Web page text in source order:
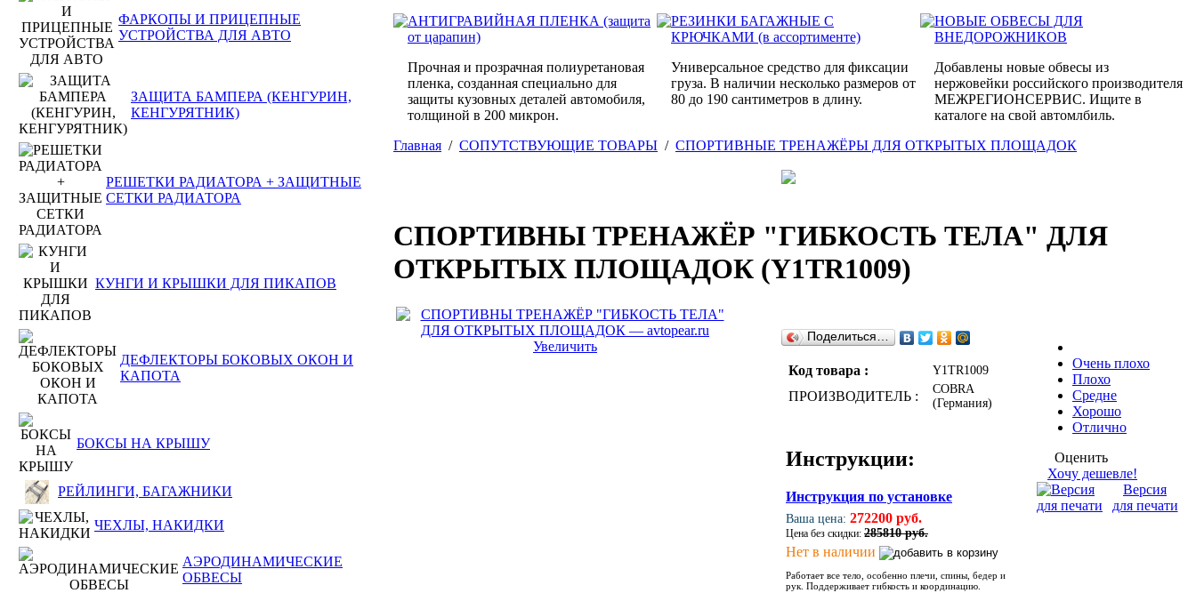
ФАРКОПЫ И ПРИЦЕПНЫЕ
УСТРОЙСТВА ДЛЯ АВТО
ЗАЩИТА БАМПЕРА (КЕНГУРИН,
КЕНГУРЯТНИК)
РЕШЕТКИ РАДИАТОРА + ЗАЩИТНЫЕ
СЕТКИ РАДИАТОРА
КУНГИ И КРЫШКИ ДЛЯ ПИКАПОВ
ДЕФЛЕКТОРЫ БОКОВЫХ ОКОН И
КАПОТА
БОКСЫ НА КРЫШУ
РЕЙЛИНГИ, БАГАЖНИКИ
ЧЕХЛЫ, НАКИДКИ
АЭРОДИНАМИЧЕСКИЕ
ОБВЕСЫ
АНТИГРАВИЙНАЯ ПЛЕНКА (защита
от царапин)
Прочная и прозрачная полиуретановая
пленка, созданная специально для
защиты кузовных деталей автомобиля,
толщиной в 200 микрон.
РЕЗИНКИ БАГАЖНЫЕ С
КРЮЧКАМИ (в ассортименте)
Универсальное средство для фиксации
груза. В наличии несколько размеров от
80 до 190 сантиметров в длину.
НОВЫЕ ОБВЕСЫ ДЛЯ
ВНЕДОРОЖНИКОВ
Добавлены новые обвесы из
нержовейки российского производителя
МЕЖРЕГИОНСЕРВИС. Ищите в
каталоге на свой автомлбиль.
Главная / СОПУТСТВУЮЩИЕ ТОВАРЫ / СПОРТИВНЫЕ ТРЕНАЖЁРЫ ДЛЯ ОТКРЫТЫХ ПЛОЩАДОК
СПОРТИВНЫ ТРЕНАЖЁР "ГИБКОСТЬ ТЕЛА" ДЛЯ
ОТКРЫТЫХ ПЛОЩАДОК (Y1TR1009)
Увеличить
Поделиться…
Код товара : Y1TR1009
ПРОИЗВОДИТЕЛЬ :
COBRA
(Германия)
Инструкции:
Инструкция по установке
Ваша цена: 272200 руб.
Цена без скидки: 285810 руб.
Нет в наличии
Работает все тело, особенно плечи, спины, бедер и
рук. Поддерживает гибкость и координацию.
Очень плохо
Плохо
Средне
Хорошо
Отлично
Оценить
Хочу дешевле!
Версия
для печати